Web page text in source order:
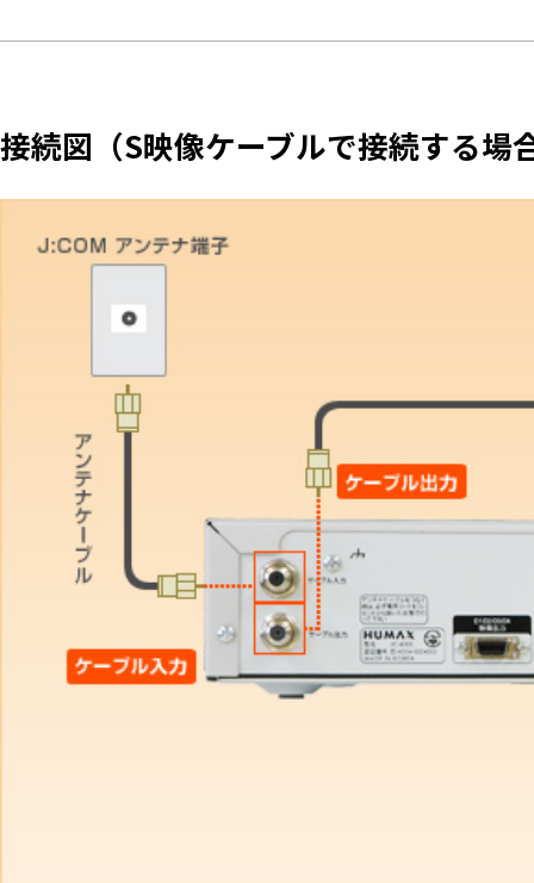
接続図（S映像ケーブルで接続する場